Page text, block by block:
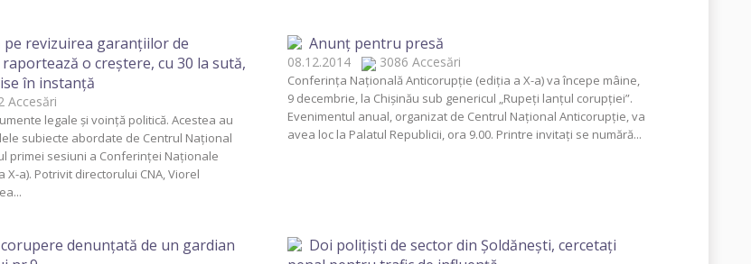
pe revizuirea garanţiilor de
o creştere, cu 30 la sută,
în instanţă
Accesări
legale şi voinţă politică. Acestea au
subiecte abordate de Centrul Naţional
primei sesiuni a Conferinţei Naţionale
a). Potrivit directorului CNA, Viorel
Anunţ pentru presă
08.12.2014 3086 Accesări
Conferinţa Naţională Anticorupţie (ediţia a X-a) va începe mâine,
9 decembrie, la Chişinău sub genericul „Rupeţi lanţul corupţiei”.
Evenimentul anual, organizat de Centrul Naţional Anticorupţie, va
avea loc la Palatul Republicii, ora 9.00. Printre invitaţi se numără...
denunţată de un gardian
Doi poliţişti de sector din Şoldăneşti, cercetaţi